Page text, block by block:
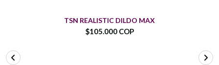
TSN REALISTIC DILDO MAX
$105.000 COP